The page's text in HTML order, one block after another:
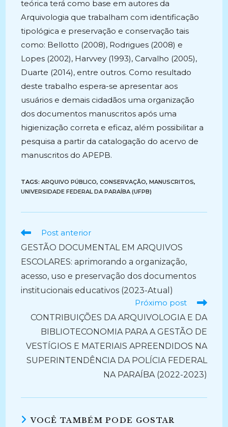
teórica terá como base em autores da
Arquivologia que trabalham com identificação
tipológica e preservação e conservação tais
como: Bellotto (2008), Rodrigues (2008) e
Lopes (2002), Harvvey (1993), Carvalho (2005),
Duarte (2014), entre outros. Como resultado
deste trabalho espera-se apresentar aos
usuários e demais cidadãos uma organização
dos documentos manuscritos após uma
higienização correta e eficaz, além possibilitar a
pesquisa a partir da catalogação do acervo de
manuscritos do APEPB.
TAGS:ARQUIVO PÚBLICO, CONSERVAÇÃO, MANUSCRITOS,
UNIVERSIDADE FEDERAL DA PARAÍBA (UFPB)
Ler
artigos
Post anterior
GESTÃO DOCUMENTAL EM ARQUIVOS
ESCOLARES: aprimorando a organização,
acesso, uso e preservação dos documentos
institucionais educativos (2023-Atual)
Próximo post
CONTRIBUIÇÕES DA ARQUIVOLOGIA E DA
BIBLIOTECONOMIA PARA A GESTÃO DE
VESTÍGIOS E MATERIAIS APREENDIDOS NA
SUPERINTENDÊNCIA DA POLÍCIA FEDERAL
NA PARAÍBA (2022-2023)
VOCÊ TAMBÉM PODE GOSTAR